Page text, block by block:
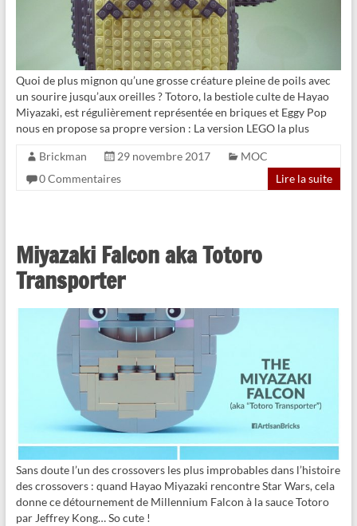
Quoi de plus mignon qu’une grosse créature pleine de poils avec
un sourire jusqu’aux oreilles ? Totoro, la bestiole culte de Hayao
Miyazaki, est régulièrement représentée en briques et Eggy Pop
nous en propose sa propre version : La version LEGO la plus
Brickman 29 novembre 2017
MOC
0 Commentaires
Lire la suite
Miyazaki Falcon aka Totoro
Transporter
Sans doute l’un des crossovers les plus improbables dans l’histoire
des crossovers : quand Hayao Miyazaki rencontre Star Wars, cela
donne ce détournement de Millennium Falcon à la sauce Totoro
par Jeffrey Kong… So cute !